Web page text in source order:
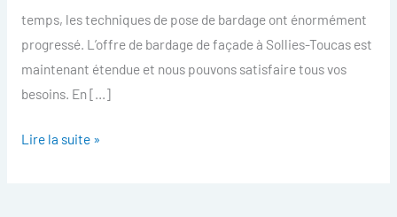
temps, les techniques de pose de bardage ont énormément
progressé. L’offre de bardage de façade à Sollies-Toucas est
maintenant étendue et nous pouvons satisfaire tous vos
besoins. En […]
Lire la suite »